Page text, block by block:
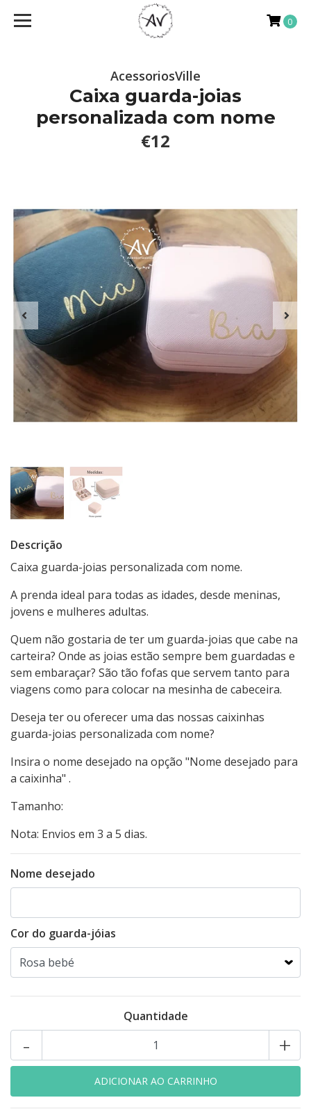
0
AcessoriosVille
Caixa guarda-joias
personalizada com nome
€12
Descrição
Caixa guarda-joias personalizada com nome.
A prenda ideal para todas as idades, desde meninas,
jovens e mulheres adultas.
Quem não gostaria de ter um guarda-joias que cabe na
carteira? Onde as joias estão sempre bem guardadas e
sem embaraçar? São tão fofas que servem tanto para
viagens como para colocar na mesinha de cabeceira.
Deseja ter ou oferecer uma das nossas caixinhas
guarda-joias personalizada com nome?
Insira o nome desejado na opção "Nome desejado para
a caixinha" .
Tamanho:
Nota: Envios em 3 a 5 dias.
Nome desejado
Cor do guarda-jóias
Quantidade
+
-